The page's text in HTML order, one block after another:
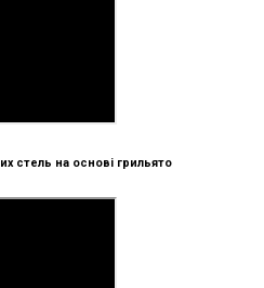
стель на основі грильято